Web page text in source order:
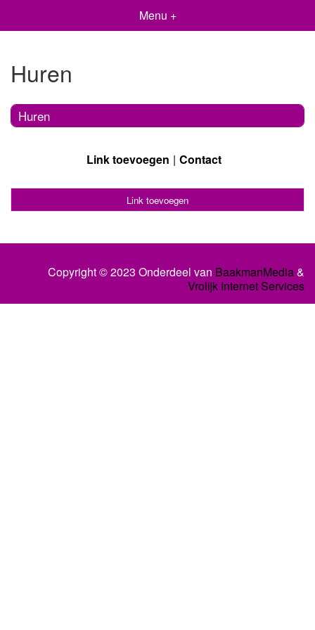
Menu +
Huren
Huren
Link toevoegen Contact
Link toevoegen
Copyright © 2023 Onderdeel van BaakmanMedia&
Vrolijk Internet Services